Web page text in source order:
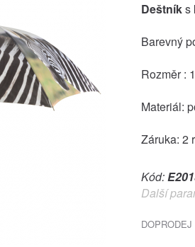
Deštníks
Barevný
Rozměr :
Materiál:
Záruka: 2
Kód:
Další